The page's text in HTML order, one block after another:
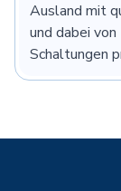
Ausland mit
und dabei
Schaltungen